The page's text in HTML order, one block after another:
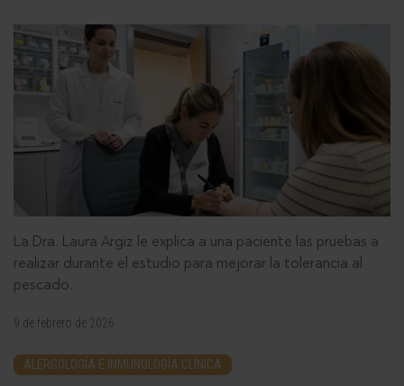
La Dra. Laura Argiz le explica a una paciente las pruebas a
realizar durante el estudio para mejorar la tolerancia al
pescado.
9 de febrero de 2026
ALERGOLOGÍA E INMUNOLOGÍA CLÍNICA